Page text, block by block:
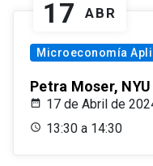
17 ABR
Microeconomía
Petra Moser,
17 de Abril de
13:30 a 14:30